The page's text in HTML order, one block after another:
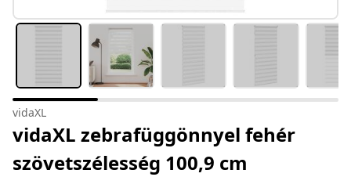
vidaXL
vidaXL zebrafüggönnyel fehér
szövetszélesség 100,9 cm